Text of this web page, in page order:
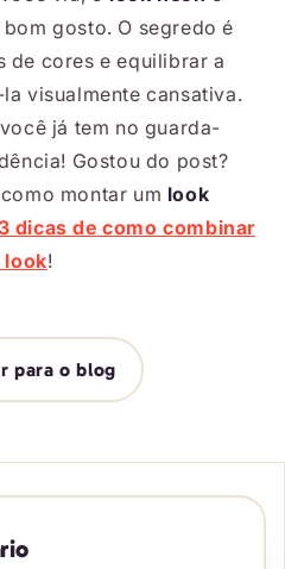
gosto. O segredo é
de cores e equilibrar a
visualmente cansativa.
já tem no guarda-
Gostou do post?
montar um look
3 dicas de como combinar
look!
para o blog